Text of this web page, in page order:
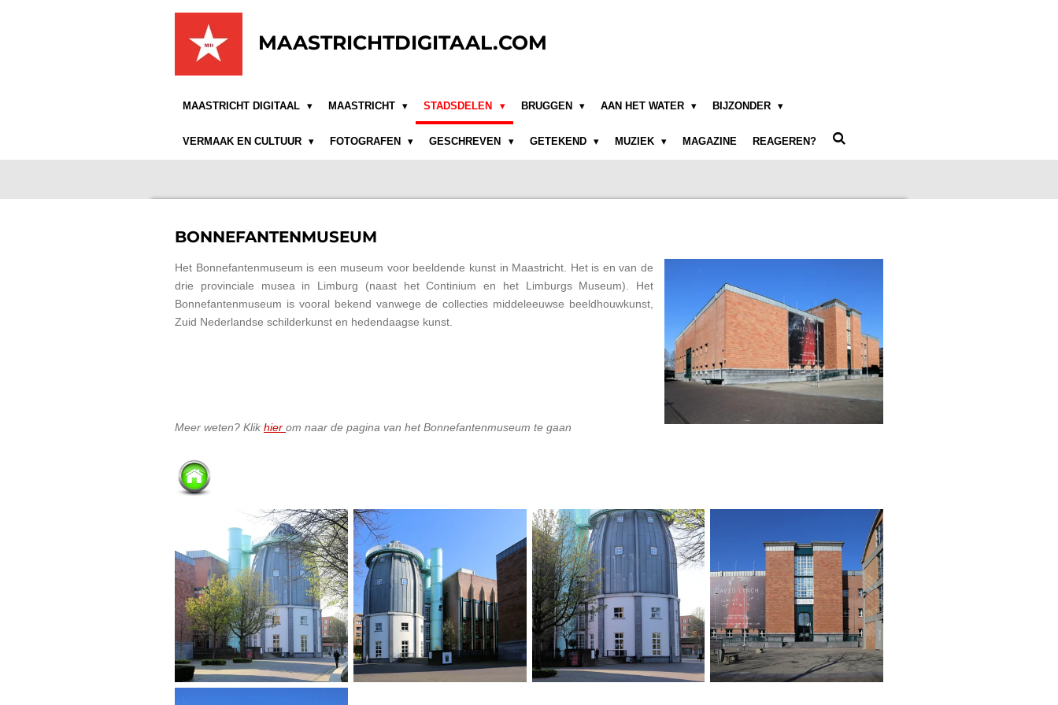
MAASTRICHTDIGITAAL.COM
MAASTRICHT DIGITAAL MAASTRICHT STADSDELEN BRUGGEN AAN HET WATER BIJZONDER
VERMAAK EN CULTUUR FOTOGRAFEN GESCHREVEN GETEKEND MUZIEK MAGAZINE REAGEREN?
BONNEFANTENMUSEUM
Het Bonnefantenmuseum is een museum voor beeldende kunst in Maastricht. Het is en van de
drie provinciale musea in Limburg (naast het Continium en het Limburgs Museum). Het
Bonnefantenmuseum is vooral bekend vanwege de collecties middeleeuwse beeldhouwkunst,
Zuid Nederlandse schilderkunst en hedendaagse kunst.
Meer weten? Klik hier om naar de pagina van het Bonnefantenmuseum te gaan